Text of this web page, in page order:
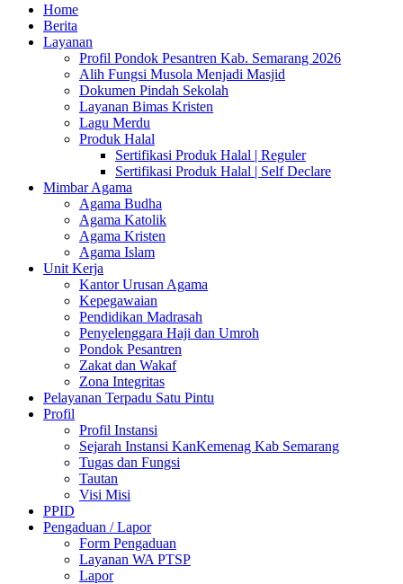
Home
Berita
Layanan
Profil Pondok Pesantren Kab. Semarang 2026
Alih Fungsi Musola Menjadi Masjid
Dokumen Pindah Sekolah
Layanan Bimas Kristen
Lagu Merdu
Produk Halal
Sertifikasi Produk Halal | Reguler
Sertifikasi Produk Halal | Self Declare
Mimbar Agama
Agama Budha
Agama Katolik
Agama Kristen
Agama Islam
Unit Kerja
Kantor Urusan Agama
Kepegawaian
Pendidikan Madrasah
Penyelenggara Haji dan Umroh
Pondok Pesantren
Zakat dan Wakaf
Zona Integritas
Pelayanan Terpadu Satu Pintu
Profil
Profil Instansi
Sejarah Instansi KanKemenag Kab Semarang
Tugas dan Fungsi
Tautan
Visi Misi
PPID
Pengaduan / Lapor
Form Pengaduan
Layanan WA PTSP
Lapor